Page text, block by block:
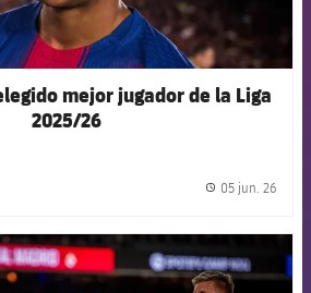
mejor jugador de la Liga
2025/26
05 jun. 26
FCB Barcelona badge